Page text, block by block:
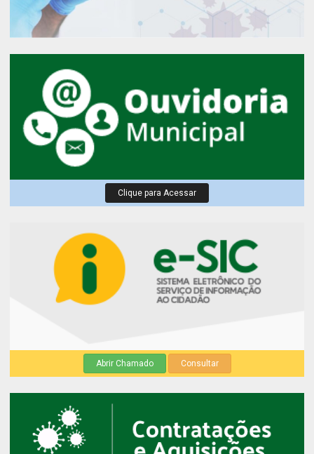
Clique para Acessar
Abrir Chamado Consultar